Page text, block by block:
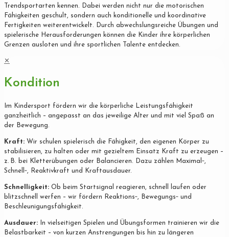
Trendsportarten kennen. Dabei werden nicht nur die motorischen
Fähigkeiten geschult, sondern auch konditionelle und koordinative
Fertigkeiten weiterentwickelt. Durch abwechslungsreiche Übungen und
spielerische Herausforderungen können die Kinder ihre körperlichen
Grenzen ausloten und ihre sportlichen Talente entdecken.
✕
Kondition
Im Kindersport fördern wir die körperliche Leistungsfähigkeit
ganzheitlich – angepasst an das jeweilige Alter und mit viel Spaß an
der Bewegung.
Kraft: Wir schulen spielerisch die Fähigkeit, den eigenen Körper zu
stabilisieren, zu halten oder mit gezieltem Einsatz Kraft zu erzeugen –
z. B. bei Kletterübungen oder Balancieren. Dazu zählen Maximal‐,
Schnell‐, Reaktivkraft und Kraftausdauer.
Schnelligkeit: Ob beim Startsignal reagieren, schnell laufen oder
blitzschnell werfen – wir fördern Reaktions‐, Bewegungs‐ und
Beschleunigungsfähigkeit.
Ausdauer: In vielseitigen Spielen und Übungsformen trainieren wir die
Belastbarkeit – von kurzen Anstrengungen bis hin zu längeren